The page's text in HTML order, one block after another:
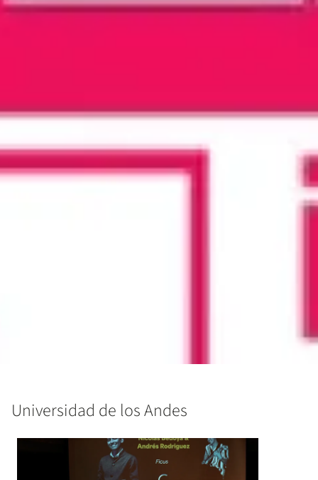
Universidad de los Andes